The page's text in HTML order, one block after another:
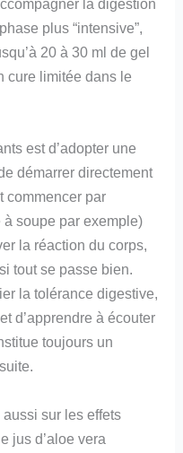
la digestion
plus “intensive”,
20 à 30 ml de gel
cure limitée dans le
est d’adopter une
démarrer directement
commencer par
soupe par exemple)
la réaction du corps,
tout se passe bien.
la tolérance digestive,
d’apprendre à écouter
toujours un
sur les effets
jus d’aloe vera